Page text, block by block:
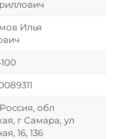
Илья
обл
г Самара, ул
16, 136